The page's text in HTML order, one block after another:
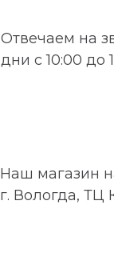
Отвечаем на
дни с 10:00 до
Наш магазин
г. Вологда, ТЦ